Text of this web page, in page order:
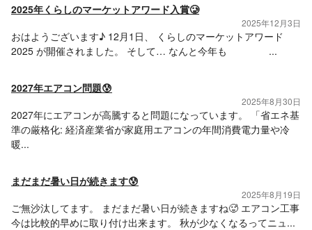
2025年くらしのマーケットアワード入賞🥲
2025年12月3日
おはようございます♪ 12月1日、 くらしのマーケットアワード
2025 が開催されました。 そして… なんと今年も ...
2027年エアコン問題😰
2025年8月30日
2027年にエアコンが高騰すると問題になっています。 「省エネ基
準の厳格化: 経済産業省が家庭用エアコンの年間消費電力量や冷
暖...
まだまだ暑い日が続きます😰
2025年8月19日
ご無沙汰してます。 まだまだ暑い日が続きますね🥵 エアコン工事
今は比較的早めに取り付け出来ます。 秋が少なくなるってニュ...